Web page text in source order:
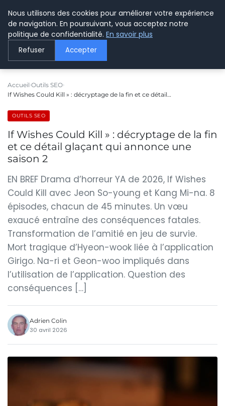
LE WEBMARKETING
Accueil Outils SEO
If Wishes Could Kill » : décryptage de la fin et ce détail…
OUTILS SEO
If Wishes Could Kill » : décryptage de la fin
et ce détail glaçant qui annonce une
saison 2
EN BREF Drama d’horreur YA de 2026, If Wishes
Could Kill avec Jeon So-young et Kang Mi-na. 8
épisodes, chacun de 45 minutes. Un vœu
exaucé entraîne des conséquences fatales.
Transformation de l’amitié en jeu de survie.
Mort tragique d’Hyeon-wook liée à l’application
Girigo. Na-ri et Geon-woo impliqués dans
l’utilisation de l’application. Question des
conséquences […]
Adrien Colin
30 avril 2026
Nous utilisons des cookies pour améliorer votre expérience
de navigation. En poursuivant, vous acceptez notre
politique de confidentialité. En savoir plus
Refuser Accepter